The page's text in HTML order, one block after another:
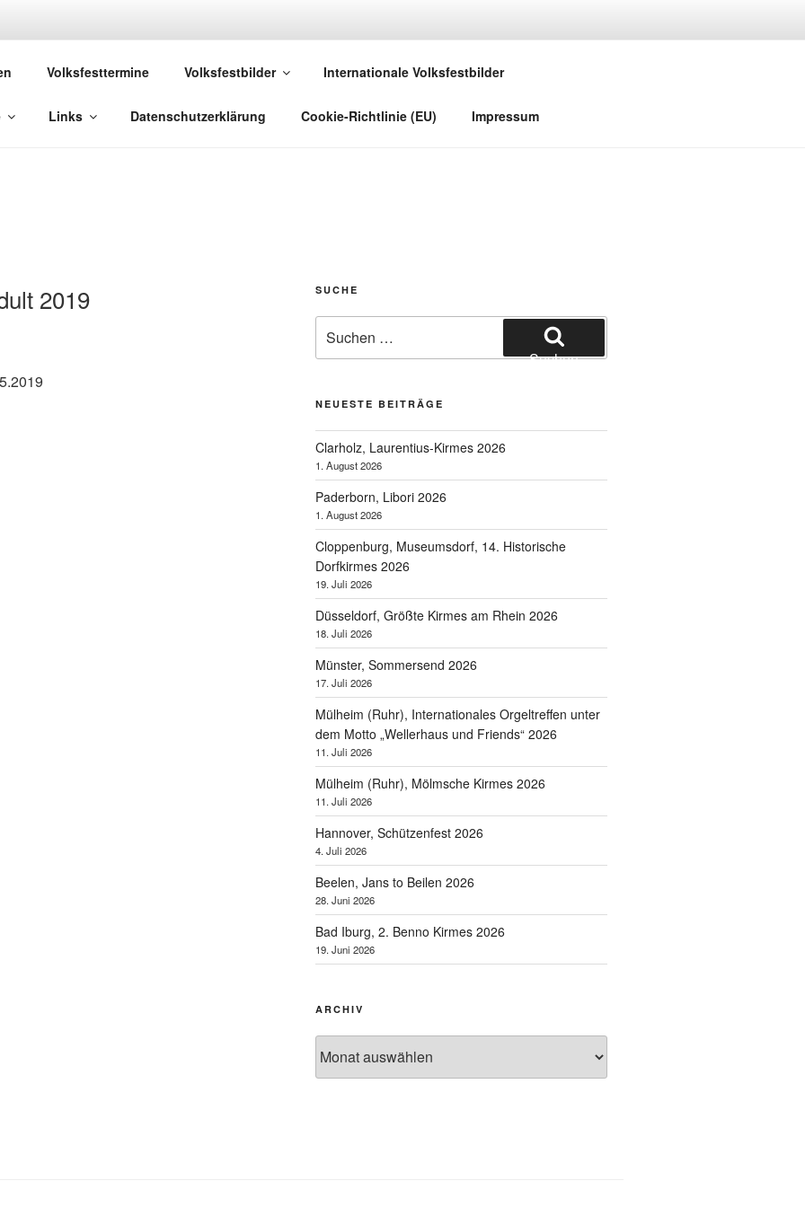
Volksfesttermine Volksfestbilder Internationale Volksfestbilder
Links Datenschutzerklärung Cookie-Richtlinie (EU) Impressum
2019 SUCHE
nach:
Suchen
NEUESTE BEITRÄGE
Clarholz, Laurentius-Kirmes 2026
1. August 2026
Paderborn, Libori 2026
1. August 2026
Cloppenburg, Museumsdorf, 14. Historische
Dorfkirmes 2026
19. Juli 2026
Düsseldorf, Größte Kirmes am Rhein 2026
18. Juli 2026
Münster, Sommersend 2026
17. Juli 2026
Mülheim (Ruhr), Internationales Orgeltreffen unter
dem Motto „Wellerhaus und Friends“ 2026
11. Juli 2026
Mülheim (Ruhr), Mölmsche Kirmes 2026
11. Juli 2026
Hannover, Schützenfest 2026
4. Juli 2026
Beelen, Jans to Beilen 2026
28. Juni 2026
Bad Iburg, 2. Benno Kirmes 2026
19. Juni 2026
ARCHIV